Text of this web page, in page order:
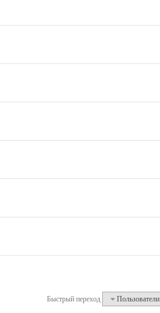
Быстрый переход Пользователи